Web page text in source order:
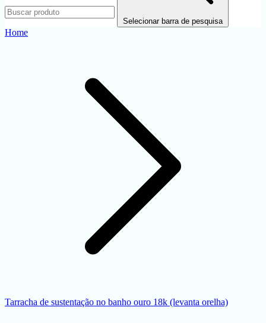
Selecionar barra de pesquisa
Home
Tarracha de sustentação no banho ouro 18k (levanta orelha)